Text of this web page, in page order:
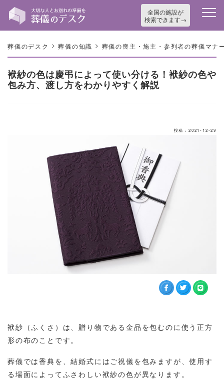
全国の施設が
検索できます
葬儀のデスク >葬儀の知識 > 葬儀の喪主・施主・参列者の葬儀マナ
袱紗の色は慶弔によって使い分ける！袱紗の色や
包み方、渡し方をわかりやすく解説
投稿：2021-12-29
袱紗（ふくさ）は、贈り物である金品を包むのに使う正方
形の布のことです。
葬儀では香典を、結婚式にはご祝儀を包みますが、使用す
る場面によってふさわしい袱紗の色が異なります。